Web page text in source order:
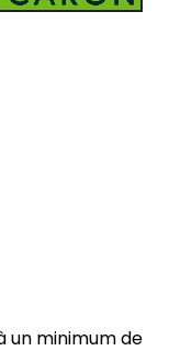
un minimum de